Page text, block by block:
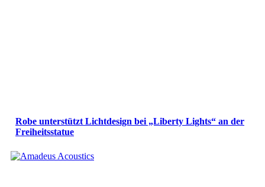
Robe unterstützt Lichtdesign bei „Liberty Lights“ an der
Freiheitsstatue